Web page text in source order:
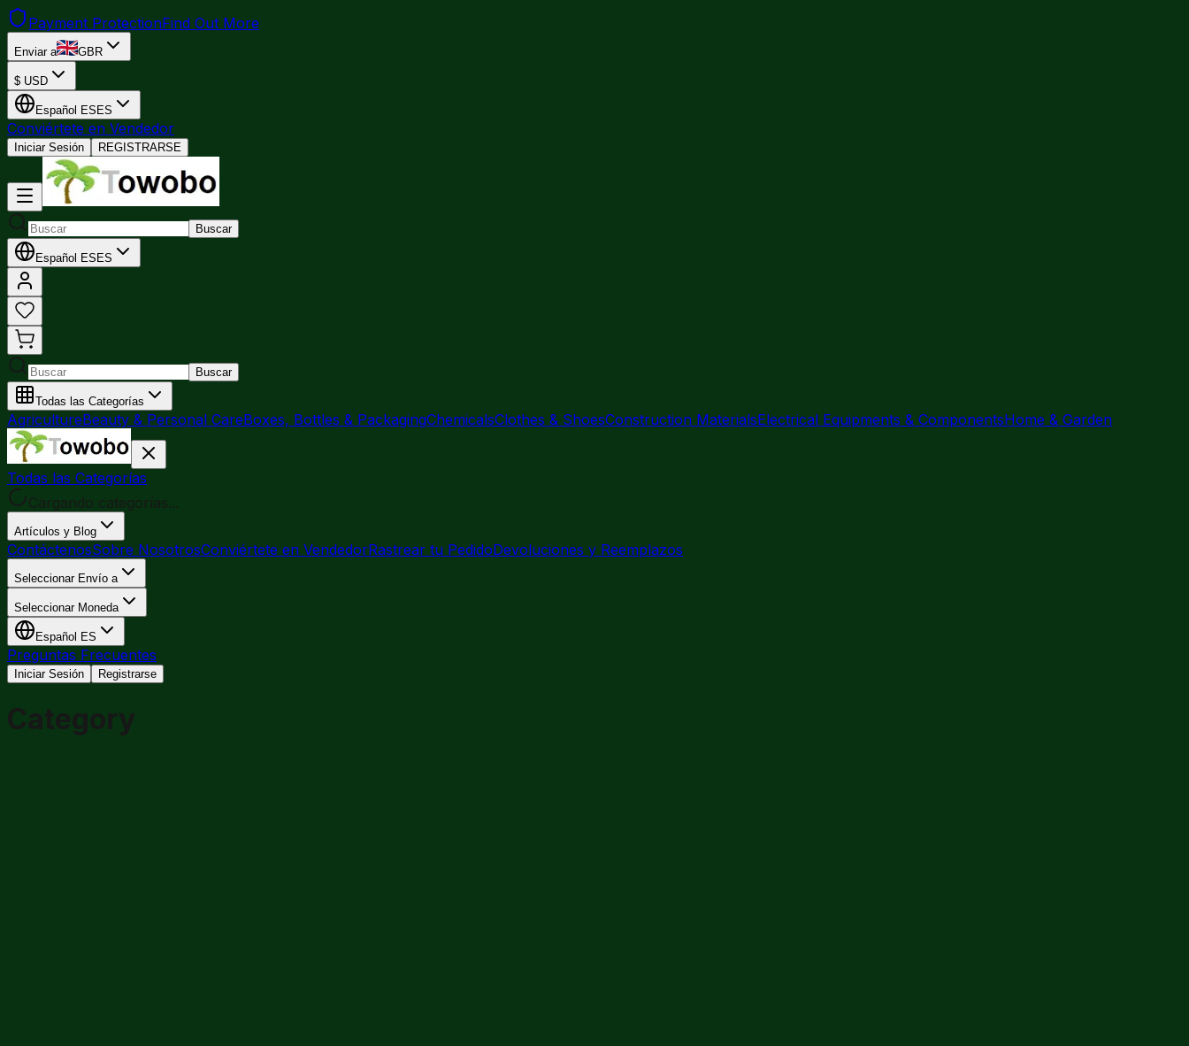
Payment ProtectionFind Out More
Enviar a GBR
$ USD
Español ES ES
Conviértete en Vendedor
Iniciar Sesión REGISTRARSE
Buscar
Español ES ES
Buscar
Todas las Categorías
AgricultureBeauty & Personal CareBoxes, Bottles & PackagingChemicalsClothes & ShoesConstruction MaterialsElectrical Equipments & ComponentsHome & Garden
Todas las Categorías
Cargando categorías...
Artículos y Blog
ContáctenosSobre NosotrosConviértete en VendedorRastrear tu PedidoDevoluciones y Reemplazos
Seleccionar Envío a
Seleccionar Moneda
Español ES
Preguntas Frecuentes
Iniciar Sesión Registrarse
Category